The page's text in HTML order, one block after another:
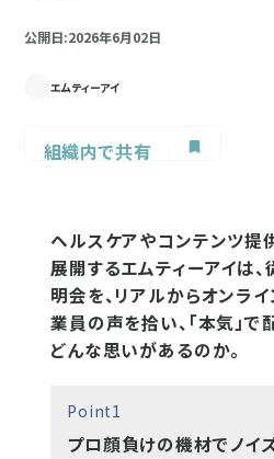
公開日:2026年6月02日
エムティーアイ
組織内で共有
ヘルスケアやコンテンツ提
展開するエムティーアイは
明会を、リアルからオンラ
業員の声を拾い、「本気」
どんな思いがあるのか。
Point1
プロ顔負けの機材でノイ